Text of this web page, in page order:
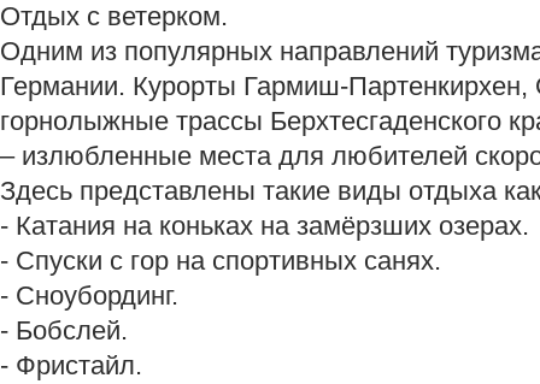
Отдых с ветерком.
Одним из популярных направлений
Германии. Курорты Гармиш-
горнолыжные трассы Берхтесгаденского
– излюбленные места для любителей
Здесь представлены такие виды отдыха
- Катания на коньках на замёрзших озерах.
- Спуски с гор на спортивных санях.
- Сноубординг.
- Бобслей.
- Фристайл.